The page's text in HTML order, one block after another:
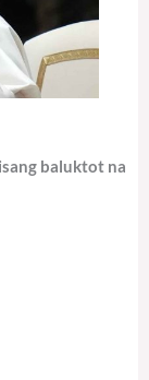
baluktot na